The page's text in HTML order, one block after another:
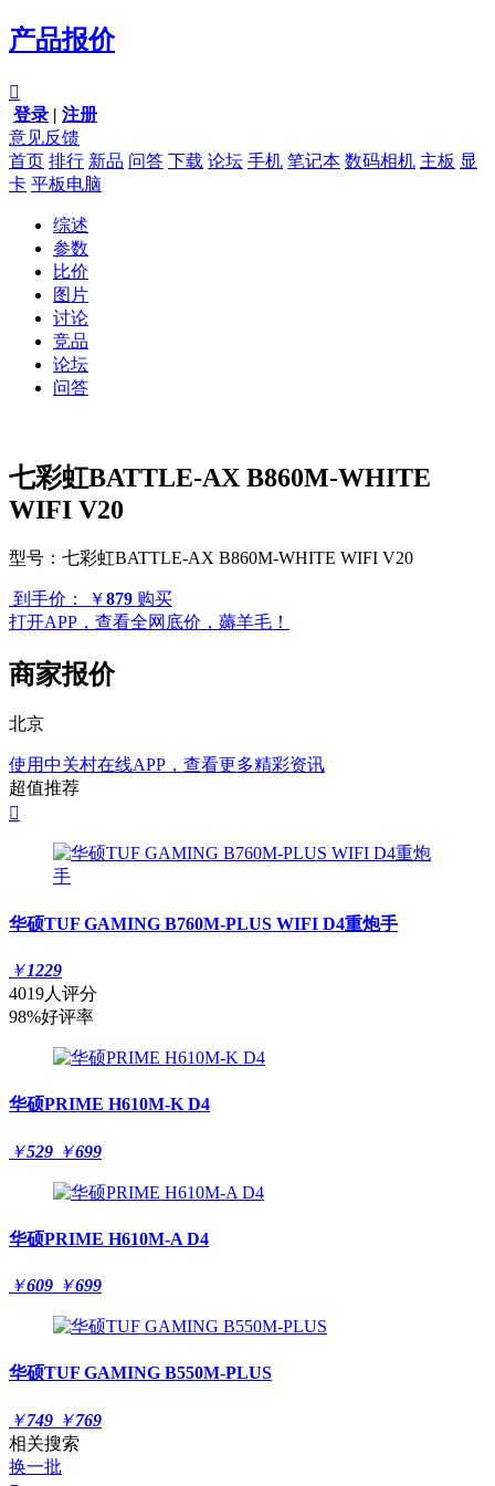
产品报价

登录 | 注册
意见反馈
首页 排行 新品 问答 下载 论坛 手机 笔记本 数码相机 主板 显
卡 平板电脑
综述
参数
比价
图片
讨论
竞品
论坛
问答
七彩虹BATTLE-AX B860M-WHITE
WIFI V20
型号： 七彩虹BATTLE-AX B860M-WHITE WIFI V20
到手价： ￥879 购买
打开APP，查看全网底价，薅羊毛！
商家报价
北京
使用中关村在线APP，查看更多精彩资讯
超值推荐

华硕TUF GAMING B760M-PLUS WIFI D4重炮手
￥1229
4019人评分
98%好评率
华硕PRIME H610M-K D4
￥529 ￥699
华硕PRIME H610M-A D4
￥609 ￥699
华硕TUF GAMING B550M-PLUS
￥749 ￥769
相关搜索
换一批